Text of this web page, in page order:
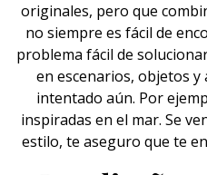
originales, pero que
no siempre es fácil de
problema fácil de
en escenarios, objetos
intentado aún. Por
inspiradas en el mar. Se
estilo, te aseguro que te